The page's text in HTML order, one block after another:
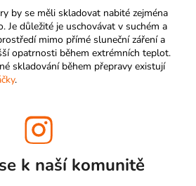
by se měli skladovat nabité zejména
Je důležité je uschovávat v suchém a
mimo přímé sluneční záření a
opatrnosti během extrémních teplot.
skladování během přepravy existují
.
k naší komunitě